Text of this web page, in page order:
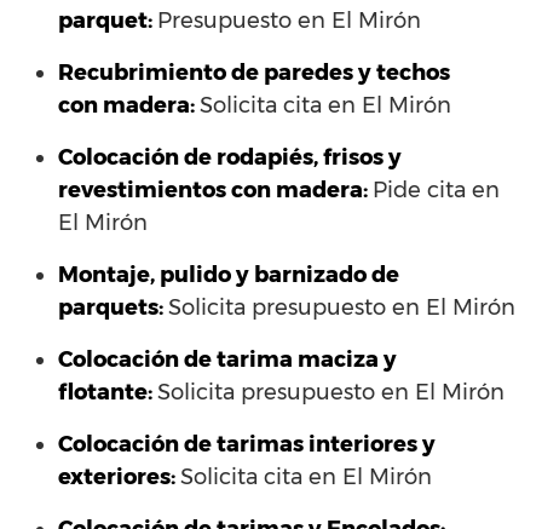
parquet: Presupuesto en El Mirón
Recubrimiento de paredes y techos
con madera:Solicita cita en El Mirón
Colocación de rodapiés, frisos y
revestimientos con madera: Pide cita en
El Mirón
Montaje, pulido y barnizado de
parquets:Solicita presupuesto en El Mirón
Colocación de tarima maciza y
flotante:Solicita presupuesto en El Mirón
Colocación de tarimas interiores y
exteriores:Solicita cita en El Mirón